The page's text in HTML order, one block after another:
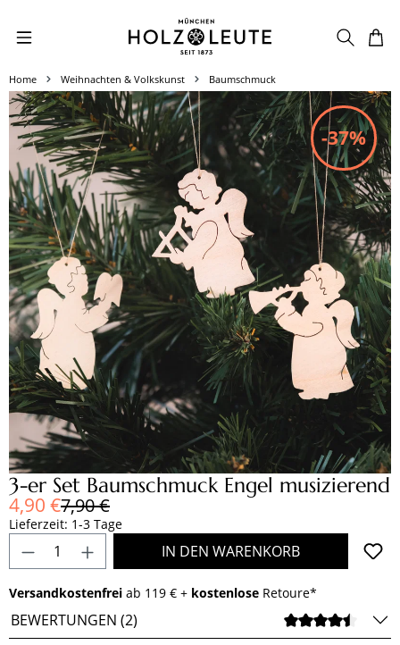
Zum Hauptinhalt springen
Home Weihnachten & Volkskunst Baumschmuck
3-er Set Baumschmuck Engel musizierend
Verkaufspreis:
Regulärer Preis:
7,90 €
4,90 €
Lieferzeit: 1-3 Tage
Produkt Anzahl: Gib den gewünschten
IN DEN WARENKORB
Versandkostenfrei ab 119 € + kostenlose Retoure*
BEWERTUNGEN (2)
Bildergalerie überspringen
-37%